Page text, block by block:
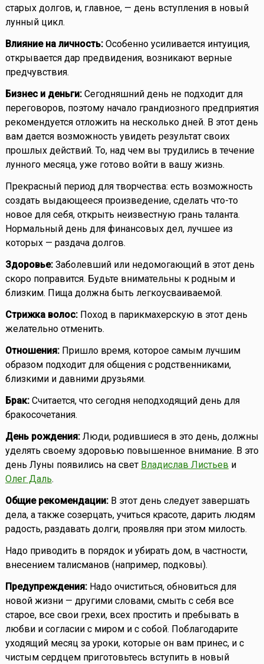
старых долгов, и, главное, — день вступления в новый
лунный цикл.
Влияние на личность:Особенно усиливается интуиция,
открывается дар предвидения, возникают верные
предчувствия.
Бизнес и деньги:Сегодняшний день не подходит для
переговоров, поэтому начало грандиозного предприятия
рекомендуется отложить на несколько дней. В этот день
вам дается возможность увидеть результат своих
прошлых действий. То, над чем вы трудились в течение
лунного месяца, уже готово войти в вашу жизнь.
Прекрасный период для творчества: есть возможность
создать выдающееся произведение, сделать что-то
новое для себя, открыть неизвестную грань таланта.
Нормальный день для финансовых дел, лучшее из
которых — раздача долгов.
Здоровье:Заболевший или недомогающий в этот день
скоро поправится. Будьте внимательны к родным и
близким. Пища должна быть легкоусваиваемой.
Стрижка волос:Поход в парикмахерскую в этот день
желательно отменить.
Отношения:Пришло время, которое самым лучшим
образом подходит для общения с родственниками,
близкими и давними друзьями.
Брак:Считается, что сегодня неподходящий день для
бракосочетания.
День рождения:Люди, родившиеся в это день, должны
уделять своему здоровью повышенное внимание. В это
день Луны появились на свет Владислав Листьев и
Олег Даль.
Общие рекомендации:В этот день следует завершать
дела, а также созерцать, учиться красоте, дарить людям
радость, раздавать долги, проявляя при этом милость.
Надо приводить в порядок и убирать дом, в частности,
внесением талисманов (например, подковы).
Предупреждения:Надо очиститься, обновиться для
новой жизни — другими словами, смыть с себя все
старое, все свои грехи, всех простить и пребывать в
любви и согласии с миром и с собой. Поблагодарите
уходящий месяц за уроки, которые он вам принес, и с
чистым сердцем приготовьтесь вступить в новый